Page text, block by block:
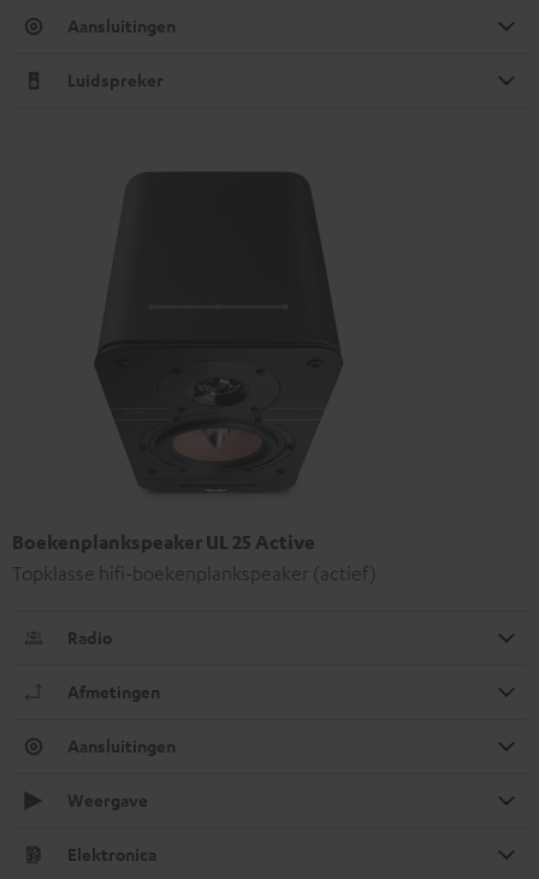
Aansluitingen
Luidspreker
Boekenplankspeaker UL 25 Active
Topklasse hifi-boekenplankspeaker (actief)
Radio
Afmetingen
Aansluitingen
Weergave
Elektronica